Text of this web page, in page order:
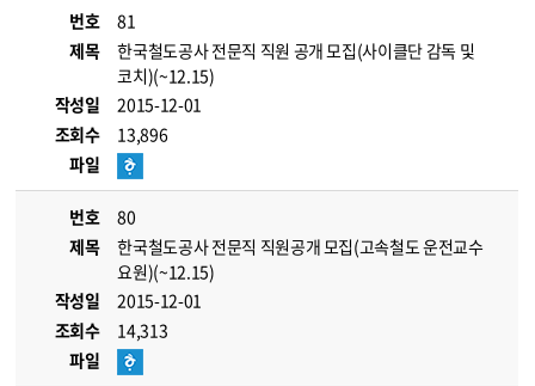
번호
81
제목
한국철도공사 전문직 직원 공개 모집(사이클단 감독 및
코치)(~12.15)
작성일
2015-12-01
조회수
13,896
파일
번호
80
제목
한국철도공사 전문직 직원공개 모집(고속철도 운전교수
요원)(~12.15)
작성일
2015-12-01
조회수
14,313
파일